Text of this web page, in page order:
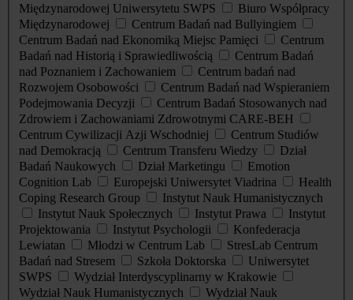
Międzynarodowej Uniwersytetu SWPS
Biuro Współpracy
Międzynarodowej
Centrum Badań nad Bullyingiem
Centrum Badań nad Ekonomiką Miejsc Pamięci
Centrum
Badań nad Historią i Sprawiedliwością
Centrum Badań
nad Poznaniem i Zachowaniem
Centrum badań nad
Rozwojem Osobowości
Centrum Badań nad Wspieraniem
Podejmowania Decyzji
Centrum Badań Stosowanych nad
Zdrowiem i Zachowaniami Zdrowotnymi CARE-BEH
Centrum Cywilizacji Azji Wschodniej
Centrum Studiów
nad Demokracją
Centrum Transferu Wiedzy
Dział
Badań Naukowych
Dział Marketingu
Emotion
Cognition Lab
Europejski Uniwersytet Viadrina
Health
Coping Research Group
Instytut Nauk Humanistycznych
Instytut Nauk Społecznych
Instytut Prawa
Instytut
Projektowania
Instytut Psychologii
Konfederacja
Lewiatan
Młodzi w Centrum Lab
StresLab Centrum
Badań nad Stresem
Szkoła Doktorska
Uniwersytet
SWPS
Wydział Interdyscyplinarny w Krakowie
Wydział Nauk Humanistycznych
Wydział Nauk